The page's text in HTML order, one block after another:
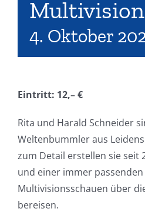
4. Oktober
Eintritt: 12,– €
Rita und Harald Schneider
Weltenbummler aus
zum Detail erstellen sie seit
und einer immer
Multivisionsschauen über
bereisen.